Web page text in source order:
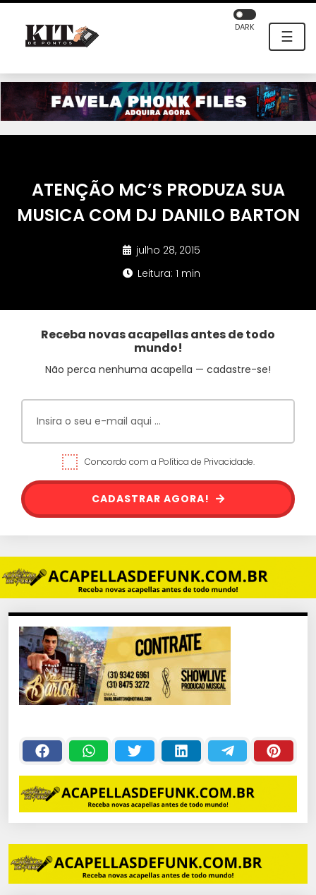
☰
DARK
ATENÇÃO MC’S PRODUZA SUA
MUSICA COM DJ DANILO BARTON
julho 28, 2015
Leitura: 1 min
Receba novas acapellas antes de todo
mundo!
Não perca nenhuma acapella — cadastre-se!
Concordo com a Política de Privacidade.
CADASTRAR AGORA!